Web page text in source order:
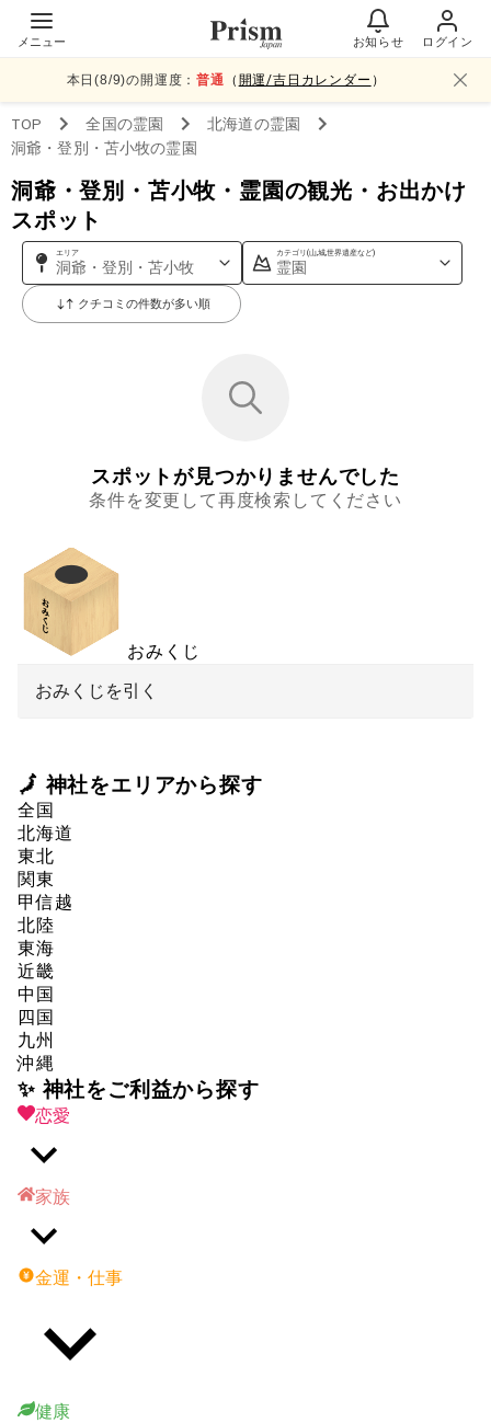
メニュー お知らせ ログイン
本日(8/9)の開運度：普通 （ 開運/吉日カレンダー ）
TOP 全国の霊園 北海道の霊園
洞爺・登別・苫小牧の霊園
洞爺・登別・苫小牧・霊園の観光・お出かけ
スポット
エリア
洞爺・登別・苫小牧
カテゴリ(山,城,世界遺産など)
霊園
クチコミの件数が多い順
スポットが見つかりませんでした
条件を変更して再度検索してください
おみくじ
おみくじを引く
🗾 神社をエリアから探す
全国
北海道
東北
関東
甲信越
北陸
東海
近畿
中国
四国
九州
沖縄
✨ 神社をご利益から探す
恋愛
家族
金運・仕事
健康